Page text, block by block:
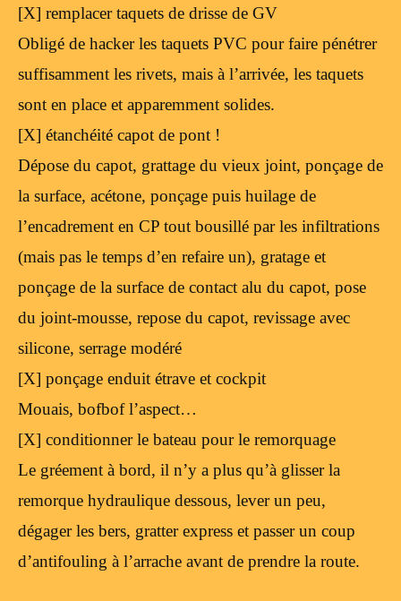
[X] remplacer taquets de drisse de GV
Obligé de hacker les taquets PVC pour faire pénétrer
suffisamment les rivets, mais à l’arrivée, les taquets
sont en place et apparemment solides.
[X] étanchéité capot de pont !
Dépose du capot, grattage du vieux joint, ponçage de
la surface, acétone, ponçage puis huilage de
l’encadrement en CP tout bousillé par les infiltrations
(mais pas le temps d’en refaire un), gratage et
ponçage de la surface de contact alu du capot, pose
du joint-mousse, repose du capot, revissage avec
silicone, serrage modéré
[X] ponçage enduit étrave et cockpit
Mouais, bofbof l’aspect…
[X] conditionner le bateau pour le remorquage
Le gréement à bord, il n’y a plus qu’à glisser la
remorque hydraulique dessous, lever un peu,
dégager les bers, gratter express et passer un coup
d’antifouling à l’arrache avant de prendre la route.